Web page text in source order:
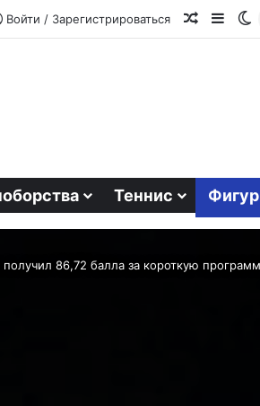
Войти / Зарегистрироваться
Теннис
получил 86,72 балла за короткую